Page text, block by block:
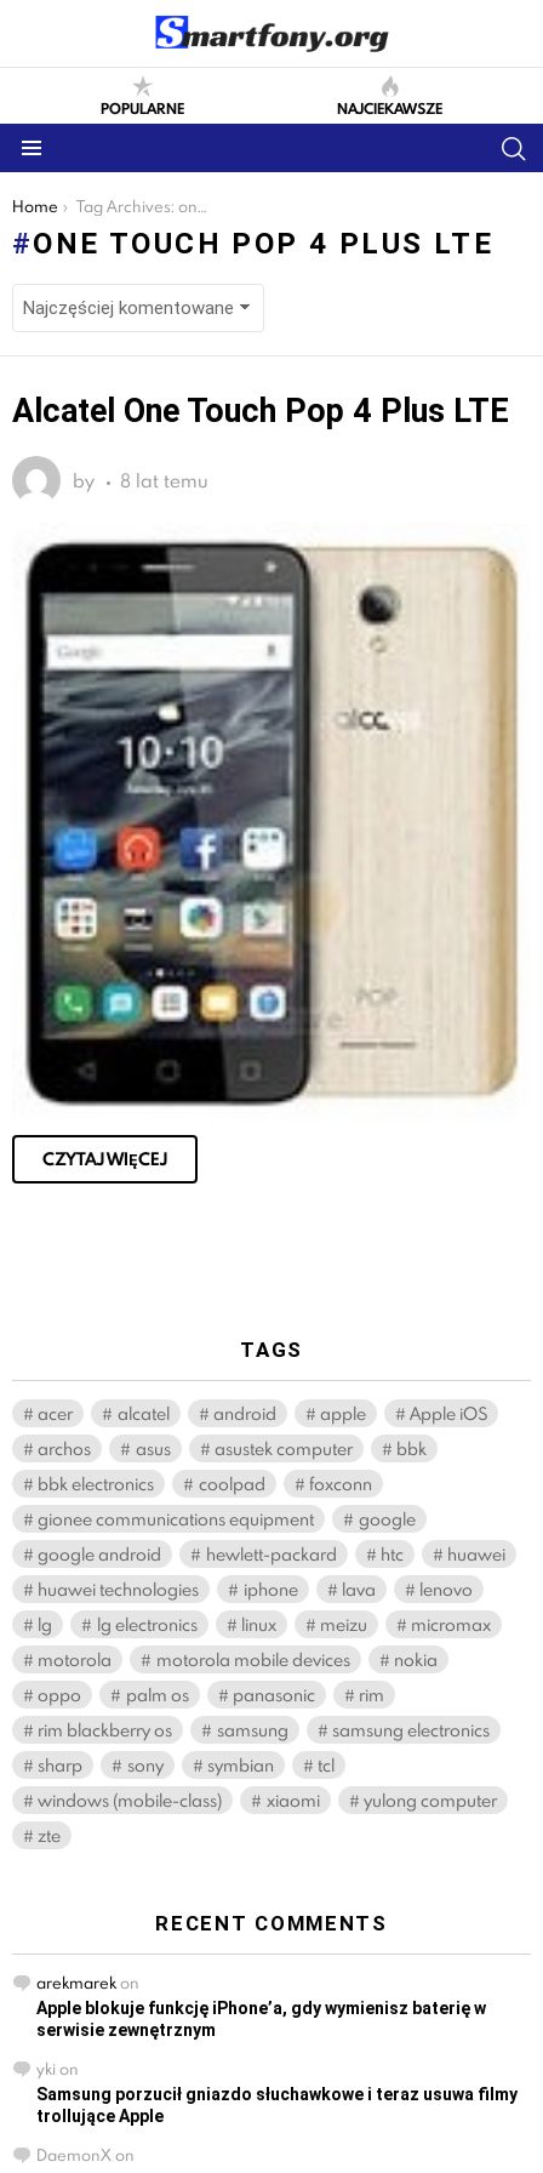
POPULARNE NAJCIEKAWSZE
You are here:
Home Tag Archives: one touch pop 4 plus lte
ONE TOUCH POP 4 PLUS LTE
LATEST
STORIES
Alcatel One Touch Pop 4 Plus LTE
by 8 lat temu
CZYTAJ WIĘCEJ
TAGS
acer alcatel android apple
Apple iOS
archos
asus asustek computer
bbk
bbk electronics
coolpad
foxconn
gionee communications equipment
google
google android
hewlett-packard htc
huawei
huawei technologies
iphone lava
lenovo
lg
lg electronics linux meizu
micromax
motorola
motorola mobile devices
nokia
oppo
palm os panasonic
rim
rim blackberry os
samsung
samsung electronics
sharp
sony symbian
tcl
windows (mobile-class)
xiaomi
yulong computer
zte
RECENT COMMENTS
arekmarekon
Apple blokuje funkcję iPhone’a, gdy wymienisz baterię w
serwisie zewnętrznym
yki on
Samsung porzucił gniazdo słuchawkowe i teraz usuwa filmy
trollujące Apple
DaemonXon